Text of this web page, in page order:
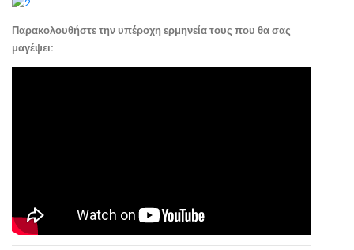
Παρακολουθήστε την υπέροχη ερμηνεία τους που θα σας
μαγέψει: